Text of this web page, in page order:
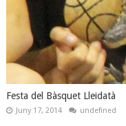
Festa del Bàsquet Lleidatà
Juny 17, 2014 undefined